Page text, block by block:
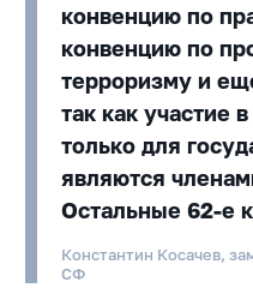
конвенцию по
конвенцию по
терроризму и
так как участие
только для
являются
Остальные 62-е
Константин Косачев,
СФ